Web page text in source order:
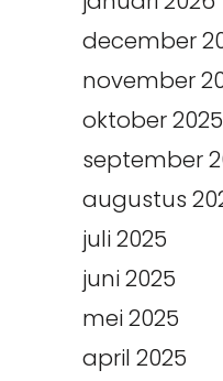
december
november
oktober 2025
september
augustus
juli 2025
juni 2025
mei 2025
april 2025